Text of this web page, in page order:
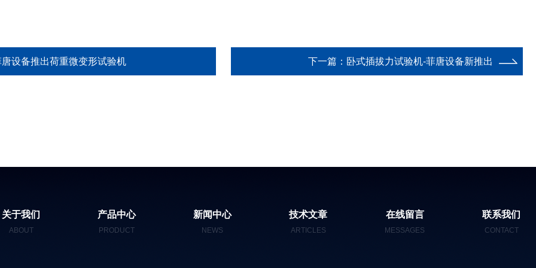
唐设备推出荷重微变形试验机 下一篇： 卧式插拔力试验机-菲唐设备新推出
关于我们
ABOUT
产品中心
PRODUCT
新闻中心
NEWS
技术文章
ARTICLES
在线留言
MESSAGES
联系我们
CONTACT